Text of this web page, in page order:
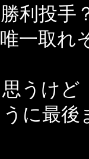
利投手
一取れ
うけど
に最